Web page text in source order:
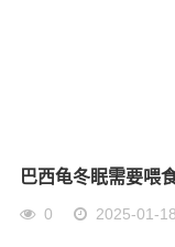
巴西龟冬眠需要喂
0 2025-01-18